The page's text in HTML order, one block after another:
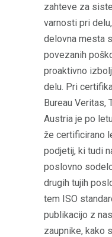
zahteve za
varnosti pri
delovna mesta
povezanih
proaktivno
delu. Pri
Bureau Veritas,
Austria je po
že certificirano
podjetij, ki tudi
poslovno
drugih tujih
tem ISO
publikacijo z
zaupnike, kako